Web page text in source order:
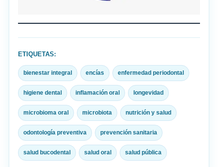
ETIQUETAS:
bienestar integral encías enfermedad periodontal
higiene dental inflamación oral longevidad
microbioma oral microbiota nutrición y salud
odontología preventiva prevención sanitaria
salud bucodental salud oral salud pública